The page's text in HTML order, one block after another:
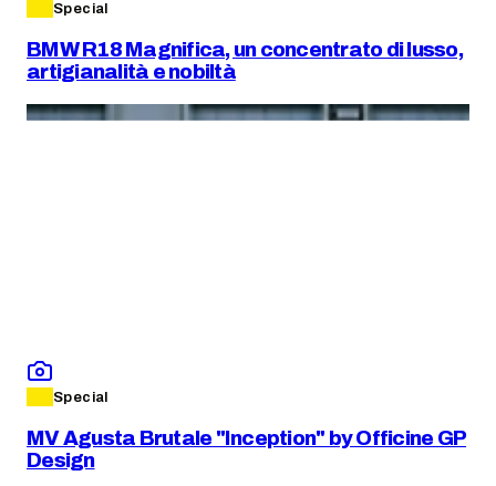
Special
BMW R18 Magnifica, un concentrato di lusso,
artigianalità e nobiltà
Special
MV Agusta Brutale "Inception" by Officine GP
Design